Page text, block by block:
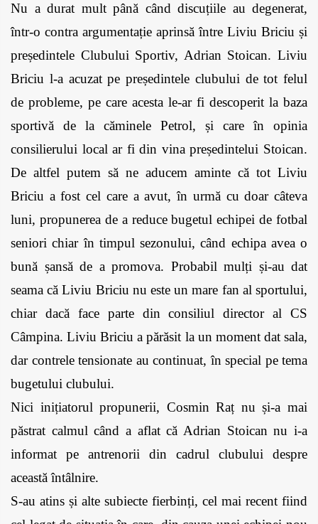
Nu a durat mult până când discuțiile au degenerat,
într-o contra argumentație aprinsă între Liviu Briciu și
președintele Clubului Sportiv, Adrian Stoican. Liviu
Briciu l-a acuzat pe președintele clubului de tot felul
de probleme, pe care acesta le-ar fi descoperit la baza
sportivă de la căminele Petrol, și care în opinia
consilierului local ar fi din vina președintelui Stoican.
De altfel putem să ne aducem aminte că tot Liviu
Briciu a fost cel care a avut, în urmă cu doar câteva
luni, propunerea de a reduce bugetul echipei de fotbal
seniori chiar în timpul sezonului, când echipa avea o
bună șansă de a promova. Probabil mulți și-au dat
seama că Liviu Briciu nu este un mare fan al sportului,
chiar dacă face parte din consiliul director al CS
Câmpina. Liviu Briciu a părăsit la un moment dat sala,
dar contrele tensionate au continuat, în special pe tema
bugetului clubului.
Nici inițiatorul propunerii, Cosmin Raț nu și-a mai
păstrat calmul când a aflat că Adrian Stoican nu i-a
informat pe antrenorii din cadrul clubului despre
această întâlnire.
S-au atins și alte subiecte fierbinți, cel mai recent fiind